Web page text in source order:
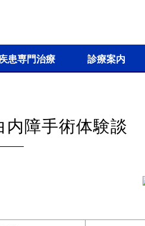
患専門治療 診療案内
障手術体験談